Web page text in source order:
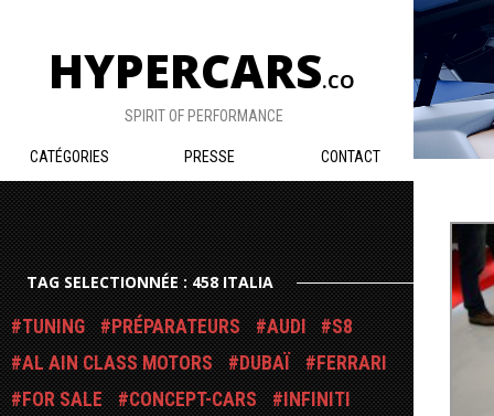
HYPERCARS.CO
SPIRIT OF PERFORMANCE
CATÉGORIES PRESSE CONTACT
TAG SELECTIONNÉE : 458 ITALIA
TUNING PRÉPARATEURS AUDI
S8
AL AIN CLASS MOTORS
DUBAÏ
FERRARI
FOR SALE
CONCEPT-CARS
INFINITI